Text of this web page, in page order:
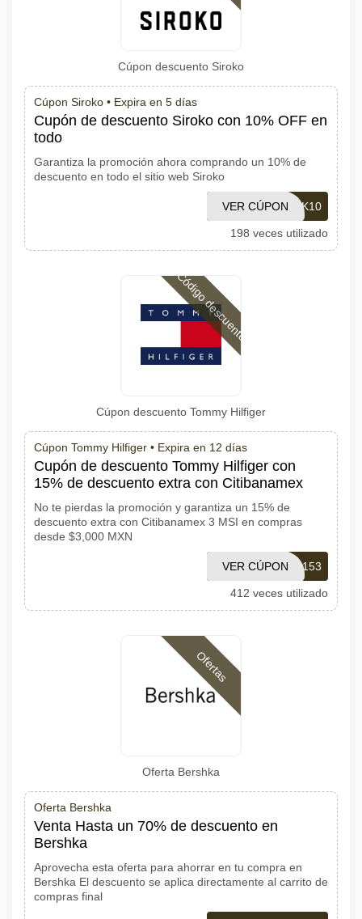
Cúpon descuento Siroko
Cúpon Siroko • Expira en 5 días
Cupón de descuento Siroko con 10% OFF en
todo
Garantiza la promoción ahora comprando un 10% de
descuento en todo el sitio web Siroko
BACK10
VER CÚPON
198 veces utilizado
Código descuento
Cúpon descuento Tommy Hilfiger
Cúpon Tommy Hilfiger • Expira en 12 días
Cupón de descuento Tommy Hilfiger con
15% de descuento extra con Citibanamex
No te pierdas la promoción y garantiza un 15% de
descuento extra con Citibanamex 3 MSI en compras
desde $3,000 MXN
7503000000153
VER CÚPON
412 veces utilizado
Ofertas
Oferta Bershka
Oferta Bershka
Venta Hasta un 70% de descuento en
Bershka
Aprovecha esta oferta para ahorrar en tu compra en
Bershka El descuento se aplica directamente al carrito de
compras final